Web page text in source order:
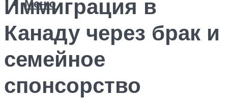
Меню
Иммиграция в
Канаду через брак и
семейное
спонсорство